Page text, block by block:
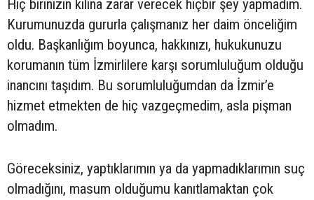
Hiç birinizin kılına zarar verecek hiçbir şey yapmadım.
Kurumunuzda gururla çalışmanız her daim önceliğim
oldu. Başkanlığım boyunca, hakkınızı, hukukunuzu
korumanın tüm İzmirlilere karşı sorumluluğum olduğu
inancını taşıdım. Bu sorumluluğumdan da İzmir’e
hizmet etmekten de hiç vazgeçmedim, asla pişman
olmadım.
Göreceksiniz, yaptıklarımın ya da yapmadıklarımın suç
olmadığını, masum olduğumu kanıtlamaktan çok